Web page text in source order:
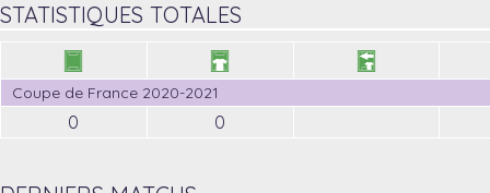
STATISTIQUES TOTALES
Coupe de France 2020-2021
0 0